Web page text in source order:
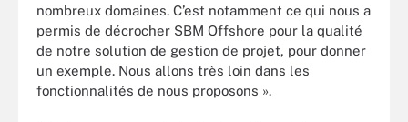
nombreux domaines. C’est notamment ce qui nous a
permis de décrocher SBM Offshore pour la qualité
de notre solution de gestion de projet, pour donner
un exemple. Nous allons très loin dans les
fonctionnalités de nous proposons ».